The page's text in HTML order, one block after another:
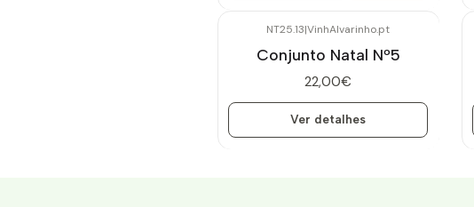
NT25.13|VinhAlvarinho.pt
Conjunto Natal Nº5
22,00€
Ver detalhes